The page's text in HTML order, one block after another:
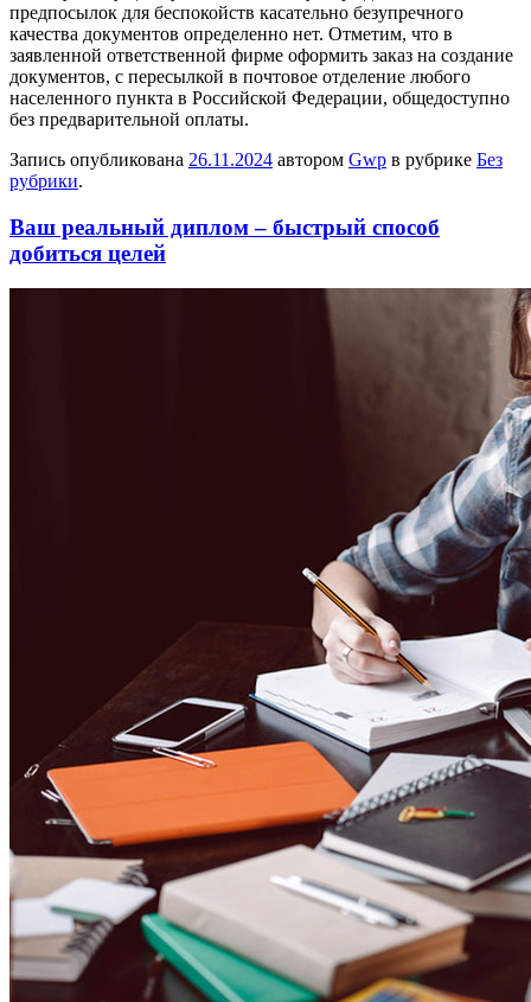
предпосылок для беспокойств касательно безупречного
качества документов определенно нет. Отметим, что в
заявленной ответственной фирме оформить заказ на создание
документов, с пересылкой в почтовое отделение любого
населенного пункта в Российской Федерации, общедоступно
без предварительной оплаты.
Запись опубликована 26.11.2024 автором Gwp в рубрике Без
рубрики.
Ваш реальный диплом – быстрый способ
добиться целей